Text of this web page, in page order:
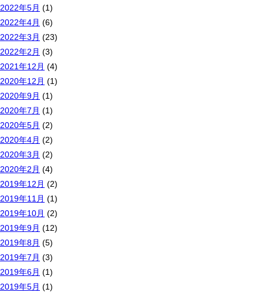
2022年5月 (1)
2022年4月 (6)
2022年3月 (23)
2022年2月 (3)
2021年12月 (4)
2020年12月 (1)
2020年9月 (1)
2020年7月 (1)
2020年5月 (2)
2020年4月 (2)
2020年3月 (2)
2020年2月 (4)
2019年12月 (2)
2019年11月 (1)
2019年10月 (2)
2019年9月 (12)
2019年8月 (5)
2019年7月 (3)
2019年6月 (1)
2019年5月 (1)